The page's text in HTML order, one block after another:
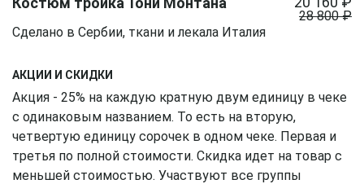
28 800 ₽
Сделано в Сербии, ткани и лекала Италия
АКЦИИ И СКИДКИ
Акция - 25% на каждую кратную двум единицу в чеке
с одинаковым названием. То есть на вторую,
четвертую единицу сорочек в одном чеке. Первая и
третья по полной стоимости. Скидка идет на товар с
меньшей стоимостью. Участвуют все группы